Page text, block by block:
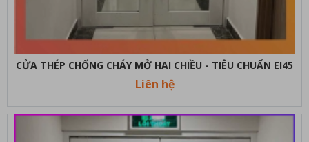
CỬA THÉP CHỐNG CHÁY MỞ HAI CHIỀU - TIÊU CHUẨN EI45
Liên hệ